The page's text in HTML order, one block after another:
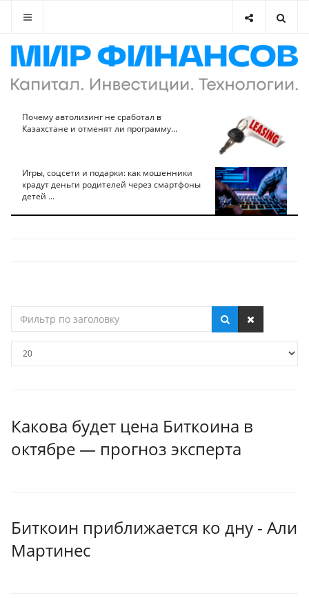
Почему автолизинг не сработал в
Казахстане и отменят ли программу...
Игры, соцсети и подарки: как мошенники
крадут деньги родителей через смартфоны
детей ...
по
Какова будет цена Биткоина в
октябре — прогноз эксперта
Биткоин приближается ко дну - Али
Мартинес